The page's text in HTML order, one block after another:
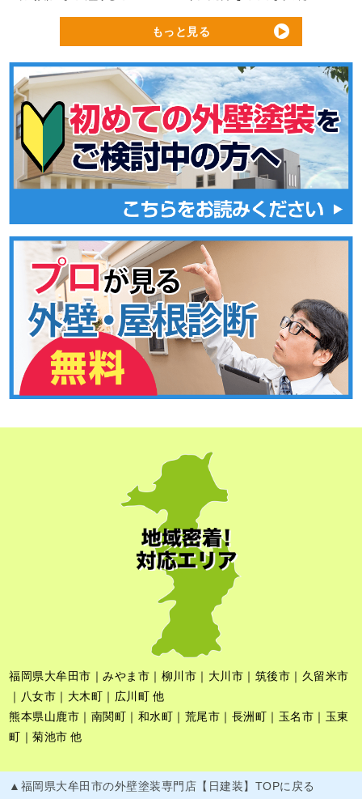
もっと見る
福岡県大牟田市｜みやま市｜柳川市｜大川市｜筑後市｜久留米市
｜八女市｜大木町｜広川町 他
熊本県山鹿市｜南関町｜和水町｜荒尾市｜長洲町｜玉名市｜玉東
町｜菊池市 他
▲福岡県大牟田市の外壁塗装専門店【日建装】TOPに戻る